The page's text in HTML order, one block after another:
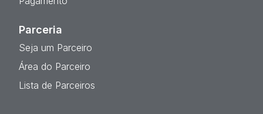
Parceria
Seja um Parceiro
Área do Parceiro
Lista de Parceiros